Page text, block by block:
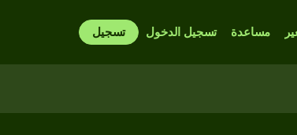
مساعدة تسجيل الدخول تسجيل